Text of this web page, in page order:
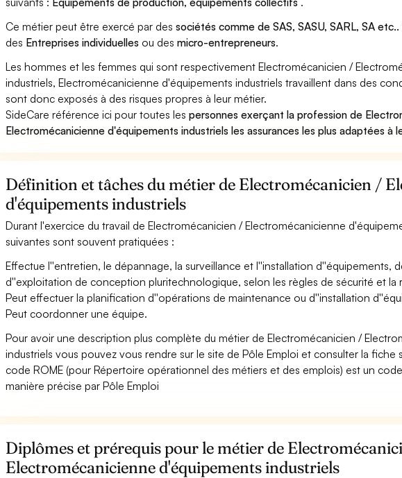
Ce métier peut être exercé par dessociétés comme de SAS, SASU, SARL, SA etc..
des Entreprises individuelles ou desmicro-entrepreneurs.
Les hommes et les femmes qui sont respectivement Electromécanicien /
industriels, Electromécanicienne d'équipements industriels travaillent dans des
sont donc exposés à des risques propres à leur métier.
SideCare référence ici pour toutes lespersonnes exerçant la profession de
Electromécanicienne d'équipements industriels les assurances les plus adaptées à
Définition et tâches du métier de Electromécanicien /
d'équipements industriels
Durant l'exercice du travail de Electromécanicien / Electromécanicienne
suivantes sont souvent pratiquées :
Effectue l''entretien, le dépannage, la surveillance et l''installation d''équipements,
d''exploitation de conception pluritechnologique, selon les règles de sécurité et la
Peut effectuer la planification d''opérations de maintenance ou d''installation
Peut coordonner une équipe.
Pour avoir une description plus complète du métier de Electromécanicien /
industriels vous pouvez vous rendre sur le site de Pôle Emploi et consulter la fiche
code ROME (pour Répertoire opérationnel des métiers et des emplois) est un
manière précise par Pôle Emploi
Diplômes et prérequis pour le métier de
Electromécanicienne d'équipements industriels